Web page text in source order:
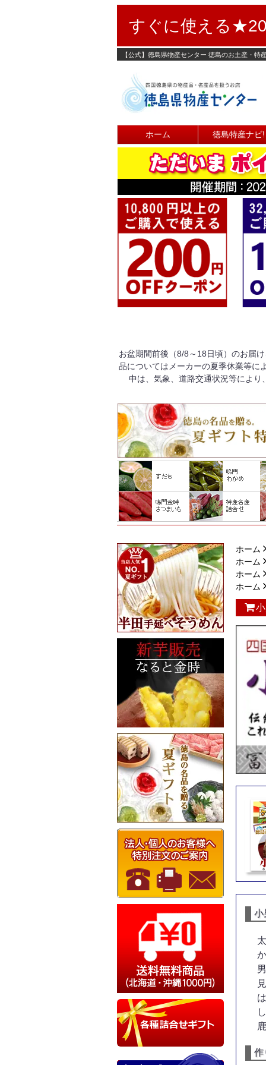
すぐに使える
【公式】徳島県物産センター 徳島のお土産・特
ホーム 徳島特産ナビ!
お盆期間前後（8/8～18日頃）のお届
品についてはメーカーの夏季休業等に
中は、気象、道路交通状況等によ
ホーム
ホーム
ホーム
ホーム
小
作